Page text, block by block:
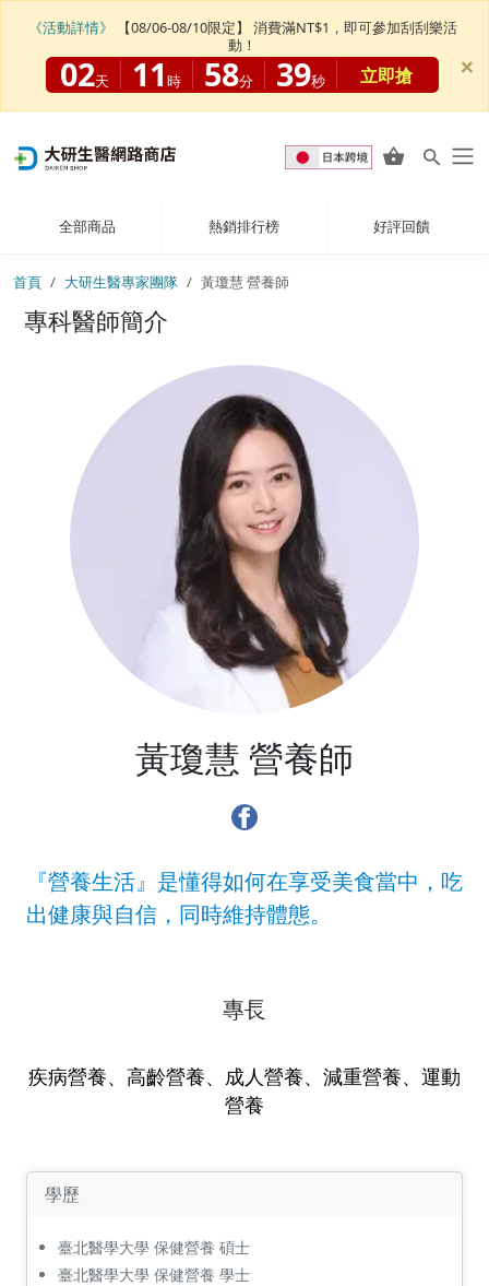
全部商品 熱銷排行榜 好評回饋
首頁 大研生醫專家團隊 黃瓊慧 營養師
專科醫師簡介
黃瓊慧 營養師
『營養生活』是懂得如何在享受美食當中，吃
出健康與自信，同時維持體態。
專長
疾病營養、高齡營養、成人營養、減重營養、運動
營養
學歷
臺北醫學大學 保健營養 碩士
臺北醫學大學 保健營養 學士
《活動詳情》
【08/06-08/10限定】 消費滿NT$1，即可參加刮刮樂活
動！
02天 11 時 58分 37秒 立即搶 ×